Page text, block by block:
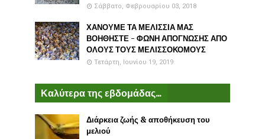
Σάββατο, Φεβρουαρίου 03, 2018
ΧΑΝΟΥΜΕ ΤΑ ΜΕΛΙΣΣΙΑ ΜΑΣ
ΒΟΗΘΗΣΤΕ - ΦΩΝΗ ΑΠΟΓΝΩΣΗΣ ΑΠΟ
ΟΛΟΥΣ ΤΟΥΣ ΜΕΛΙΣΣΟΚΟΜΟΥΣ
Τετάρτη, Ιουνίου 19, 2019
Καλύτερα της εβδομάδας...
Διάρκεια ζωής & αποθήκευση του
μελιού